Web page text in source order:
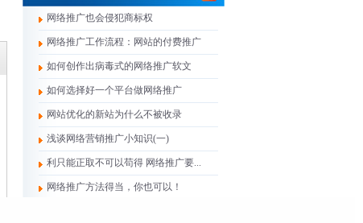
网络推广也会侵犯商标权
网络推广工作流程：网站的付费推广
如何创作出病毒式的网络推广软文
如何选择好一个平台做网络推广
网站优化的新站为什么不被收录
浅谈网络营销推广小知识(一)
利只能正取不可以苟得 网络推广要...
网络推广方法得当，你也可以！